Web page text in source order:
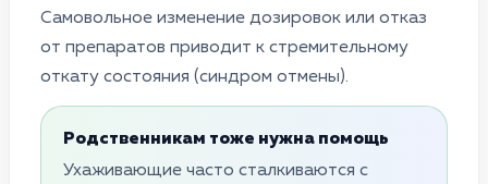
Самовольное изменение дозировок или отказ
от препаратов приводит к стремительному
откату состояния (синдром отмены).
Родственникам тоже нужна помощь
Ухаживающие часто сталкиваются с